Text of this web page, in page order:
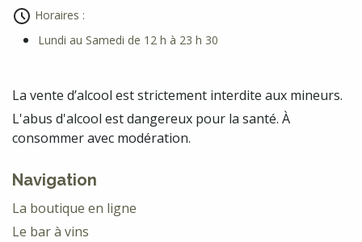
Horaires :
Lundi au Samedi de 12 h à 23 h 30
La vente d’alcool est strictement interdite aux mineurs.
L'abus d'alcool est dangereux pour la santé. À
consommer avec modération.
Navigation
La boutique en ligne
Le bar à vins